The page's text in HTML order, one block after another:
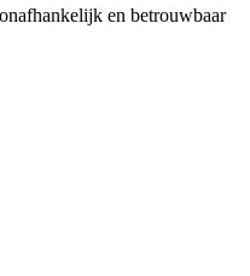
en betrouwbaar